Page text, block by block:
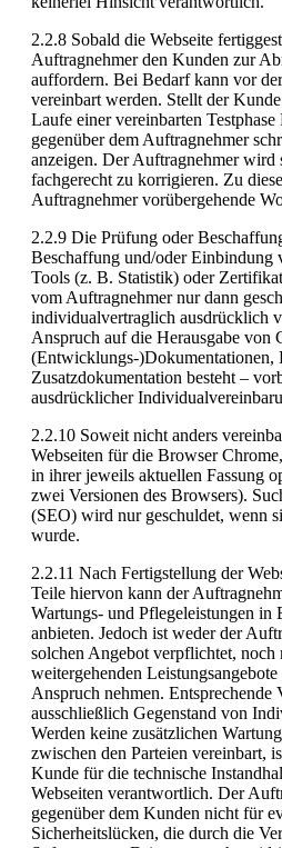
2.2.8 Sobald die Webseite
Auftragnehmer den Kunden zur
auffordern. Bei Bedarf kann vor
vereinbart werden. Stellt der
Laufe einer vereinbarten
gegenüber dem Auftragnehmer
anzeigen. Der Auftragnehmer wird
fachgerecht zu korrigieren. Zu
Auftragnehmer vorübergehende
2.2.9 Die Prüfung oder
Beschaffung und/oder Einbindung
Tools (z. B. Statistik) oder
vom Auftragnehmer nur dann
individualvertraglich ausdrücklich
Anspruch auf die Herausgabe von
(Entwicklungs-)Dokumentationen,
Zusatzdokumentation besteht –
ausdrücklicher
2.2.10 Soweit nicht anders
Webseiten für die Browser
in ihrer jeweils aktuellen Fassung
zwei Versionen des Browsers).
(SEO) wird nur geschuldet, wenn
wurde.
2.2.11 Nach Fertigstellung der
Teile hiervon kann der
Wartungs- und Pflegeleistungen in
anbieten. Jedoch ist weder der
solchen Angebot verpflichtet, noch
weitergehenden
Anspruch nehmen. Entsprechende
ausschließlich Gegenstand von
Werden keine zusätzlichen
zwischen den Parteien vereinbart,
Kunde für die technische
Webseiten verantwortlich. Der
gegenüber dem Kunden nicht für
Sicherheitslücken, die durch die